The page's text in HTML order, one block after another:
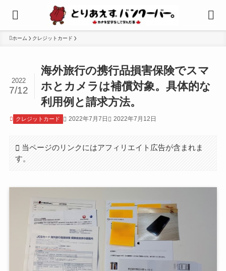
ホーム クレジットカード
海外旅行の携行品損害保険でスマ
ホとカメラは補償対象。具体的な
利用例と請求方法。
2022
7/12
クレジットカード 2022年7月7日 2022年7月12日
当ページのリンクにはアフィリエイト広告が含まれま
す。